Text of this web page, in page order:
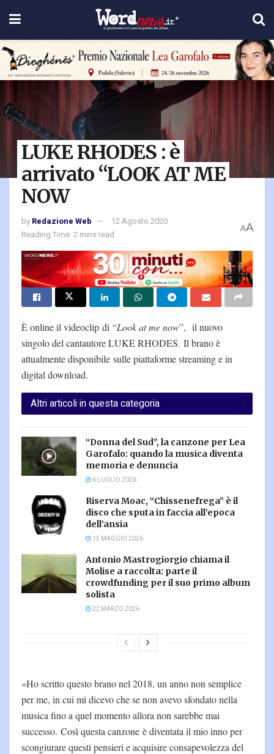
LUKE RHODES : è
arrivato “LOOK AT ME
NOW
by Redazione Web
12 Agosto 2020
Reading Time: 2 mins read
AA
È online il videoclip di “Look at me now”, il nuovo
singolo del cantautore LUKE RHODES. Il brano è
attualmente disponibile sulle piattaforme streaming e in
digital download.
Altri articoli in questa categoria
“Donna del Sud”, la canzone per Lea
Garofalo: quando la musica diventa
memoria e denuncia
6 LUGLIO 2026
Riserva Moac, “Chissenefrega” è il
disco che sputa in faccia all’epoca
dell’ansia
15 MAGGIO 2026
Antonio Mastrogiorgio chiama il
Molise a raccolta: parte il
crowdfunding per il suo primo album
solista
22 MARZO 2026
«Ho scritto questo brano nel 2018, un anno non semplice
per me, in cui mi dicevo che se non avevo sfondato nella
musica fino a quel momento allora non sarebbe mai
successo. Così questa canzone è diventata il mio inno per
scongiurare questi pensieri e acquisire consapevolezza del